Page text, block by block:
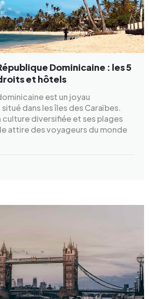
Dominicaine : les 5
et hôtels
est un joyau
dans les îles des Caraïbes.
culture diversifiée et ses plages
attire des voyageurs du monde